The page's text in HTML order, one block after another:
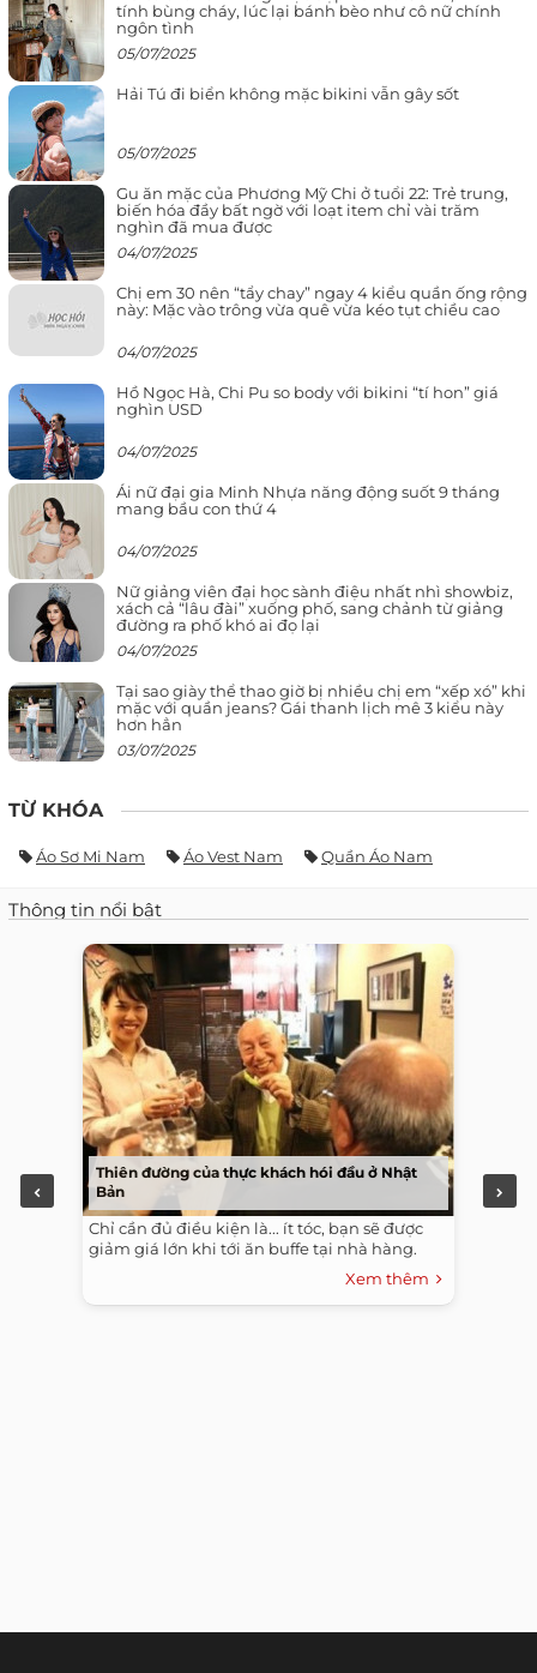
tính bùng cháy, lúc lại bánh bèo như cô nữ chính
ngôn tình
05/07/2025
Hải Tú đi biển không mặc bikini vẫn gây sốt
05/07/2025
Gu ăn mặc của Phương Mỹ Chi ở tuổi 22: Trẻ trung,
biến hóa đầy bất ngờ với loạt item chỉ vài trăm
nghìn đã mua được
04/07/2025
Chị em 30 nên “tẩy chay” ngay 4 kiểu quần ống rộng
này: Mặc vào trông vừa quê vừa kéo tụt chiều cao
04/07/2025
Hồ Ngọc Hà, Chi Pu so body với bikini “tí hon” giá
nghìn USD
04/07/2025
Ái nữ đại gia Minh Nhựa năng động suốt 9 tháng
mang bầu con thứ 4
04/07/2025
Nữ giảng viên đại học sành điệu nhất nhì showbiz,
xách cả “lâu đài” xuống phố, sang chảnh từ giảng
đường ra phố khó ai đọ lại
04/07/2025
Tại sao giày thể thao giờ bị nhiều chị em “xếp xó” khi
mặc với quần jeans? Gái thanh lịch mê 3 kiểu này
hơn hẳn
03/07/2025
TỪ KHÓA
Áo Sơ Mi Nam Áo Vest Nam Quần Áo Nam
Thông tin nổi bật
Thiên đường của thực khách hói đầu ở Nhật
Bản
Chỉ cần đủ điều kiện là... ít tóc, bạn sẽ được
giảm giá lớn khi tới ăn buffe tại nhà hàng.
Xem thêm